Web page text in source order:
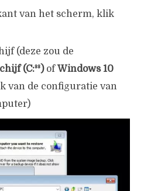
van het scherm, klik
(deze zou de
(C:³³)ofWindows 10
van de configuratie van